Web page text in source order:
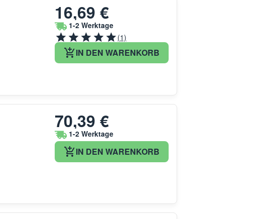
16,69 €
1-2 Werktage
(1)
IN DEN WARENKORB
70,39 €
1-2 Werktage
IN DEN WARENKORB